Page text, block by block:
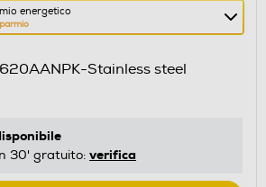
energetico
Stainless steel
30' gratuito: verifica